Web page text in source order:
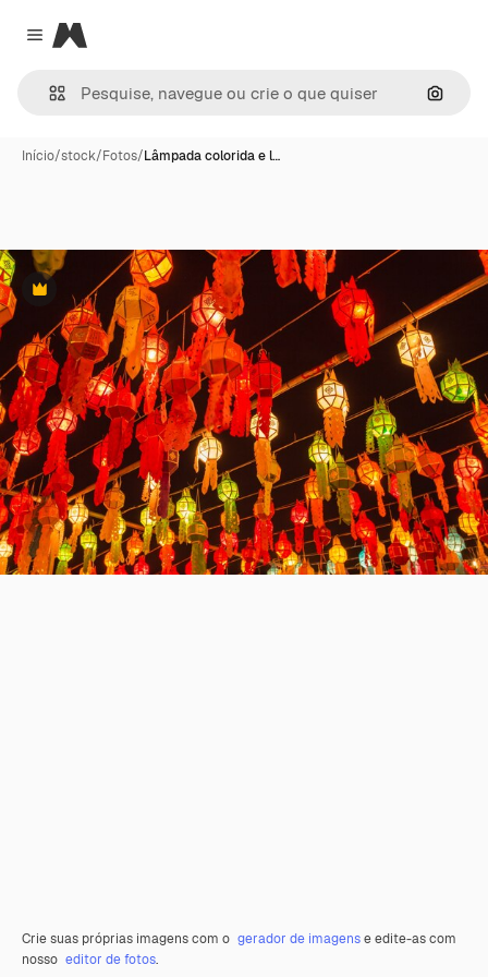
Close menu
Magnific
Início/stock/Fotos/Lâmpada colorida e l…
Premium
Crie suas próprias imagens com o gerador de imagense edite-as com
nosso editor de fotos.